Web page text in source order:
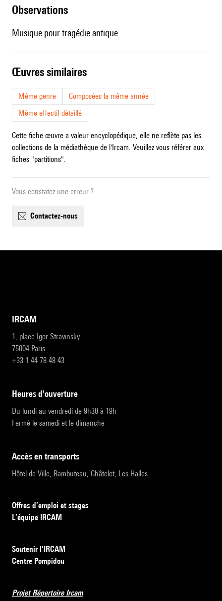
observations
Musique pour tragédie antique.
œuvres similaires
Même genre
Composées la même année
Même effectif détaillé
Cette fiche œuvre a valeur encyclopédique, elle ne reflète pas les
collections de la médiathèque de l'Ircam. Veuillez vous référer aux
fiches "partitions".
Vous constatez une erreur ?
contactez-nous
IRCAM
1, place Igor-Stravinsky
75004 Paris
+33 1 44 78 48 43
heures d'ouverture
Du lundi au vendredi de 9h30 à 19h
Fermé le samedi et le dimanche
accès en transports
Hôtel de Ville, Rambuteau, Châtelet, Les Halles
Offres d’emploi et stages
L’équipe IRCAM
Soutenir l’IRCAM
Centre Pompidou
Projet Répertoire Ircam